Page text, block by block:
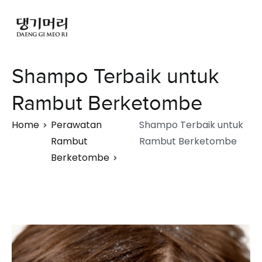
Shampo Terbaik untuk
Rambut Berketombe
Home
Perawatan
Rambut
Berketombe
Shampo Terbaik untuk
Rambut Berketombe